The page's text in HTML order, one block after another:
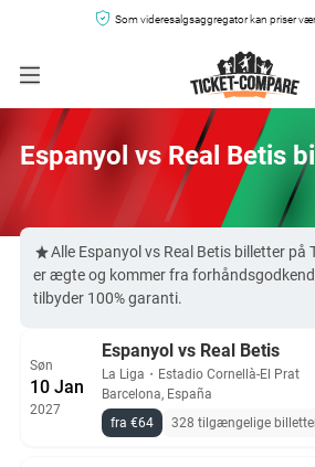
Som videresalgsaggregator kan priser
Espanyol vs Real Betis
Alle Espanyol vs Real Betis billetter på
er ægte og kommer fra
tilbyder 100% garanti.
Søn
10 Jan
2027
Espanyol vs Real Betis
La Liga ・ Estadio Cornellà-El Prat
Barcelona, España
fra €64
328 tilgængelige